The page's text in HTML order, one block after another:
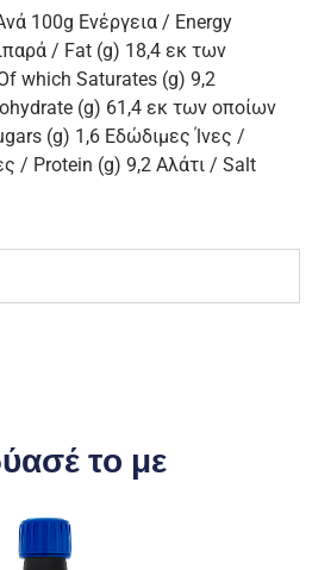
100g Ενέργεια / Energy
/ Fat (g) 18,4 εκ των
which Saturates (g) 9,2
(g) 61,4 εκ των οποίων
(g) 1,6 Εδώδιμες Ίνες /
/ Protein (g) 9,2 Αλάτι / Salt
το με